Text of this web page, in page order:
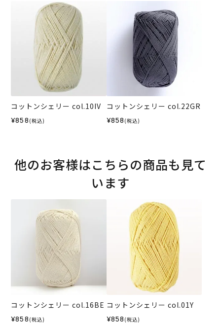
コットンシェリー col.10IV
¥858 (税込)
コットンシェリー col.22GR
¥858 (税込)
他のお客様はこちらの商品も見て
います
コットンシェリー col.16BE
¥858 (税込)
コットンシェリー col.01Y
¥858 (税込)